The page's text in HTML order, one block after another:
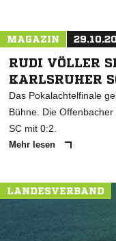
MAGAZIN
RUDI VÖLLER
KARLSRUHER
Das Pokalachtelfinale
Bühne. Die
SC mit 0:2.
Mehr lesen
LANDESVERBAND